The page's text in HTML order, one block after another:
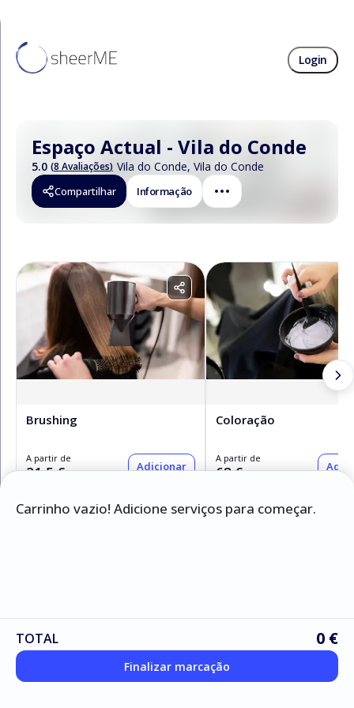
Login
Espaço Actual - Vila do Conde
5.0 (8 Avaliações) Vila do Conde, Vila do Conde
Compartilhar Informação
Brushing
A partir de
21,5 € Adicionar
Coloração
A partir de
68 €
Kérastase
Manicure e Pedicure
Carrinho vazio! Adicione serviços para começar.
TOTAL 0 €
Finalizar marcação